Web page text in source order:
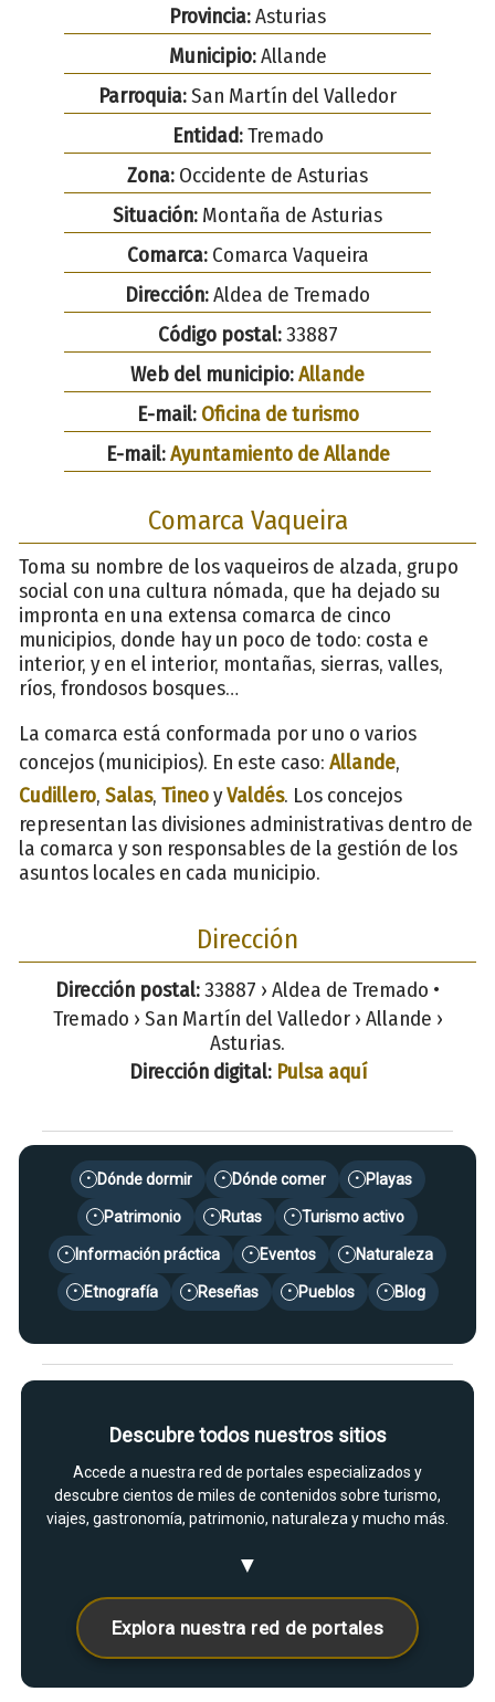
Provincia:Asturias
Municipio:Allande
Parroquia:San Martín del Valledor
Entidad:Tremado
Zona: Occidente de Asturias
Situación: Montaña de Asturias
Comarca:Comarca Vaqueira
Dirección:Aldea de Tremado
Código postal:33887
Web del municipio:Allande
E-mail: Oficina de turismo
E-mail:Ayuntamiento de Allande
Comarca Vaqueira
Toma su nombre de los vaqueiros de alzada, grupo
social con una cultura nómada, que ha dejado su
impronta en una extensa comarca de cinco
municipios, donde hay un poco de todo: costa e
interior, y en el interior, montañas, sierras, valles,
ríos, frondosos bosques…
La comarca está conformada por uno o varios
concejos (municipios). En este caso: Allande,
Cudillero, Salas, TineoyValdés. Los concejos
representan las divisiones administrativas dentro de
la comarca y son responsables de la gestión de los
asuntos locales en cada municipio.
Dirección
Dirección postal:33887 › Aldea de Tremado •
Tremado › San Martín del Valledor › Allande ›
Asturias.
Dirección digital: Pulsa aquí
• Dónde dormir • Dónde comer • Playas
• Patrimonio • Rutas • Turismo activo
• Información práctica • Eventos • Naturaleza
• Etnografía • Reseñas • Pueblos • Blog
Descubre todos nuestros sitios
Accede a nuestra red de portales especializados y
descubre cientos de miles de contenidos sobre turismo,
viajes, gastronomía, patrimonio, naturaleza y mucho más.
▼
Explora nuestra red de portales